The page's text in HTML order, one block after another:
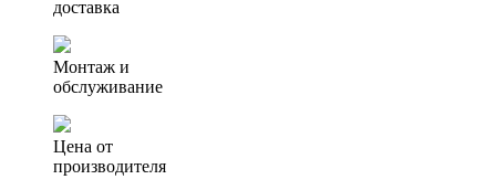
доставка
Монтаж и
обслуживание
Цена от
производителя